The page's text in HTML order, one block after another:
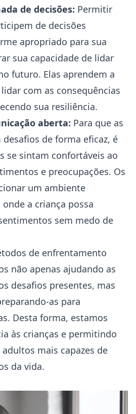
de decisões: Permitir
de decisões
apropriado para sua
sua capacidade de lidar
futuro. Elas aprendem a
com as consequências
sua resiliência.
aberta: Para que as
de forma eficaz, é
se sintam confortáveis ao
e preocupações. Os
um ambiente
a criança possa
sem medo de
de enfrentamento
não apenas ajudando as
desafios presentes, mas
as para
Desta forma, estamos
às crianças e permitindo
mais capazes de
da vida.